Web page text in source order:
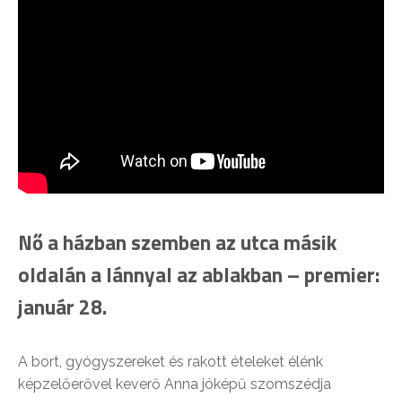
Nő a házban szemben az utca másik
oldalán a lánnyal az ablakban – premier:
január 28.
A bort, gyógyszereket és rakott ételeket élénk
képzelőerővel keverő Anna jóképű szomszédja